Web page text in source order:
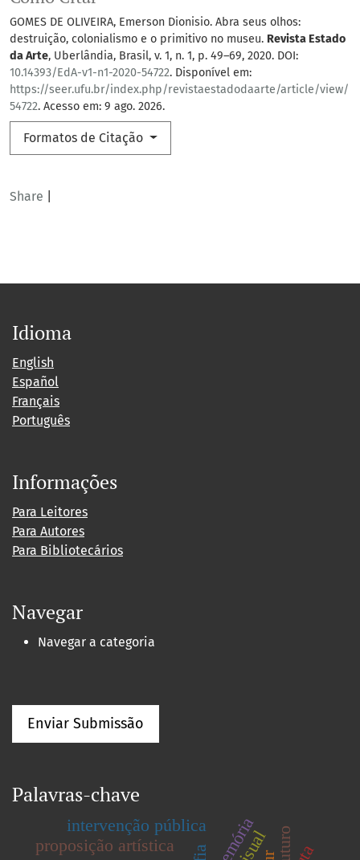
GOMES DE OLIVEIRA, Emerson Dionisio. Abra seus olhos:
destruição, colonialismo e o primitivo no museu. Revista Estado
da Arte, Uberlândia, Brasil, v. 1, n. 1, p. 49–69, 2020. DOI:
10.14393/EdA-v1-n1-2020-54722. Disponível em:
https://seer.ufu.br/index.php/revistaestadodaarte/article/view/
54722. Acesso em: 9 ago. 2026.
Formatos de Citação
Share
Idioma
English
Español
Français
Português
Informações
Para Leitores
Para Autores
Para Bibliotecários
Navegar
Navegar a categoria
Enviar Submissão
Palavras-chave
memória
proposição artística
intervenção pública
futuro